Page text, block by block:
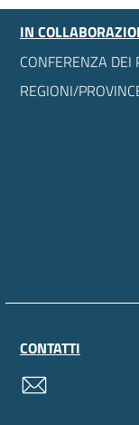
IN
CONFERENZA DEI
REGIONI/
CONTATTI